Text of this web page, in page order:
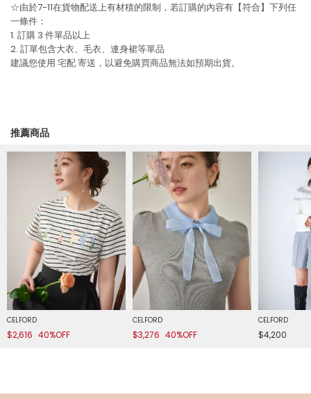
☆由於7-11在貨物配送上有材積的限制，若訂購的內容有【符合】下列任
一條件：
1. 訂購 3 件單品以上
2. 訂單包含大衣、毛衣、連身裙等單品
建議您使用 宅配寄送，以避免購買商品無法如預期出貨。
推薦商品
CELFORD
$2,616 40%OFF
CELFORD
$3,276 40%OFF
CELFORD
$4,200